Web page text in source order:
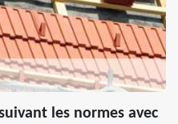
les normes avec